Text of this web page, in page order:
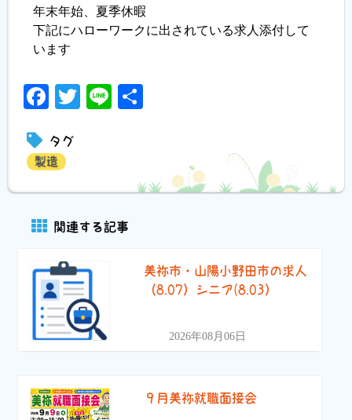
年末年始、夏季休暇
下記にハローワークに出されている求人添付して
います
Facebook
Twitter
Line
タグ
製造
関連する記事
美祢市・山陽小野田市の求人
（8.07）シニア(8.03）
2026年08月06日
９月美祢就職面接会